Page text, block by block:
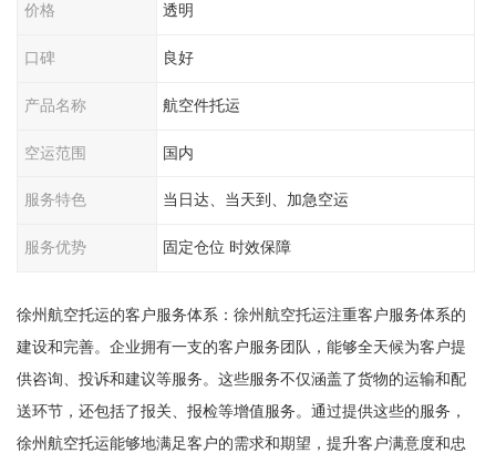
价格 透明
口碑 良好
产品名称 航空件托运
空运范围 国内
服务特色 当日达、当天到、加急空运
服务优势 固定仓位 时效保障
徐州航空托运的客户服务体系：徐州航空托运注重客户服务体系的
建设和完善。企业拥有一支的客户服务团队，能够全天候为客户提
供咨询、投诉和建议等服务。这些服务不仅涵盖了货物的运输和配
送环节，还包括了报关、报检等增值服务。通过提供这些的服务，
徐州航空托运能够地满足客户的需求和期望，提升客户满意度和忠